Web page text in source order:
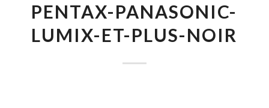
PENTAX-PANASONIC-
LUMIX-ET-PLUS-NOIR